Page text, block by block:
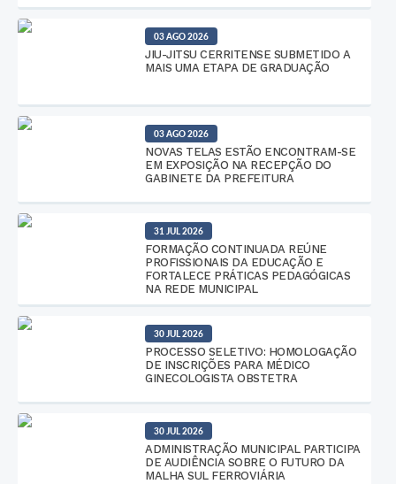
03 AGO 2026
JIU-JITSU CERRITENSE SUBMETIDO A
MAIS UMA ETAPA DE GRADUAÇÃO
03 AGO 2026
NOVAS TELAS ESTÃO ENCONTRAM-SE
EM EXPOSIÇÃO NA RECEPÇÃO DO
GABINETE DA PREFEITURA
31 JUL 2026
FORMAÇÃO CONTINUADA REÚNE
PROFISSIONAIS DA EDUCAÇÃO E
FORTALECE PRÁTICAS PEDAGÓGICAS
NA REDE MUNICIPAL
30 JUL 2026
PROCESSO SELETIVO: HOMOLOGAÇÃO
DE INSCRIÇÕES PARA MÉDICO
GINECOLOGISTA OBSTETRA
30 JUL 2026
ADMINISTRAÇÃO MUNICIPAL PARTICIPA
DE AUDIÊNCIA SOBRE O FUTURO DA
MALHA SUL FERROVIÁRIA